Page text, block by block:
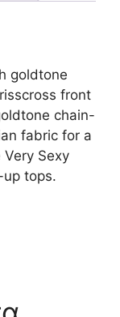
goldtone
front
chain-
fabric for a
Sexy
tops.